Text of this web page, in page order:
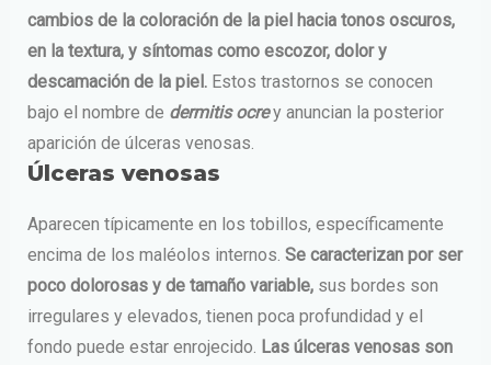
cambios de la coloración de la piel hacia tonos oscuros,
en la textura, y síntomas como escozor, dolor y
descamación de la piel.Estos trastornos se conocen
bajo el nombre de dermitis ocrey anuncian la posterior
aparición de úlceras venosas.
Úlceras venosas
Aparecen típicamente en los tobillos, específicamente
encima de los maléolos internos. Se caracterizan por ser
poco dolorosas y de tamaño variable,sus bordes son
irregulares y elevados, tienen poca profundidad y el
fondo puede estar enrojecido. Las úlceras venosas son